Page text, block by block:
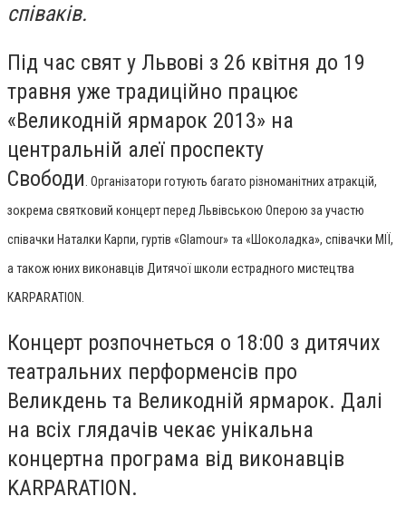
співаків.
Під час свят у Львові з 26 квітня до 19
травня уже традиційно працює
«Великодній ярмарок 2013» на
центральній алеї проспекту
Свободи Організатори готують багато різноманітних атракцій,
зокрема святковий концерт перед Львівською Оперою за участю
співачки Наталки Карпи, гуртів «Glamour» та «Шоколадка», співачки МІЇ,
а також юних виконавців Дитячої школи естрадного мистецтва
KARPARATION.
Концерт розпочнеться о 18:00 з дитячих
театральних перформенсів про
Великдень та Великодній ярмарок. Далі
на всіх глядачів чекає унікальна
концертна програма від виконавців
KARPARATION.